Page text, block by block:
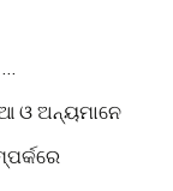
ଓ ଅନ୍ୟମାନେ